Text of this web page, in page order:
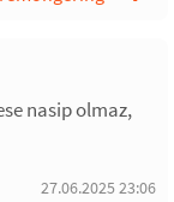
nasip olmaz,
27.06.2025 23:06